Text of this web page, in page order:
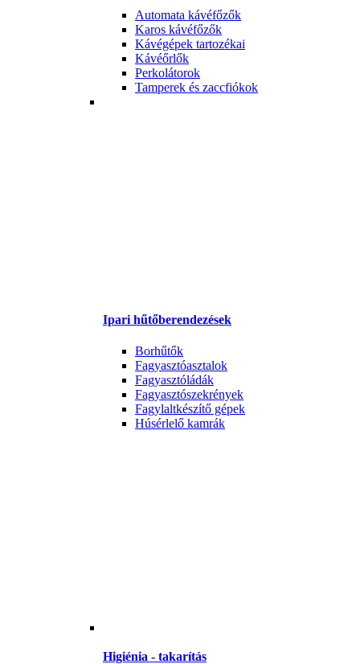
Automata kávéfőzők
Karos kávéfőzők
Kávégépek tartozékai
Kávéőrlők
Perkolátorok
Tamperek és zaccfiókok
Ipari hűtőberendezések
Borhűtők
Fagyasztóasztalok
Fagyasztóládák
Fagyasztószekrények
Fagylaltkészítő gépek
Húsérlelő kamrák
Higiénia - takarítás